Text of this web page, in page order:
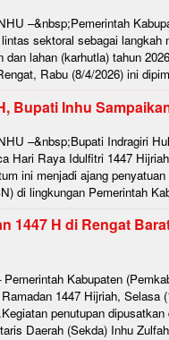
–&nbsp;Pemerintah
sektoral sebagai langkah
dan lahan (karhutla) tahun
Rabu (8/4/2026) ini
Bupati Inhu
–&nbsp;Bupati Indragiri
Hari Raya Idulfitri 1447
ini menjadi ajang
di lingkungan Pemerintah
1447 H di Rengat
Kabupaten
1447 Hijriah, Selasa
penutupan
Daerah (Sekda) Inhu